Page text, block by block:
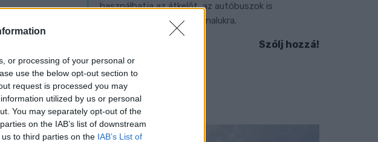
or processing of your personal or
use the below opt-out section to
request is processed you may
utilized by us or personal
You may separately opt-out of the
on the IAB’s list of downstream
to third parties on the IAB’s List of
használhatja az átkelőt, az autóbuszok is
visszatérnek eredeti útvonalukra.
Szólj hozzá!